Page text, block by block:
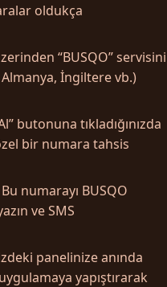
oldukça
“BUSQO” servisini
İngiltere vb.)
butonuna tıkladığınızda
bir numara tahsis
Bu numarayı BUSQO
ve SMS
panelinize anında
yapıştırarak